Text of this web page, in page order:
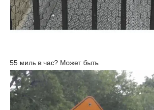
55 миль в час? Может быть